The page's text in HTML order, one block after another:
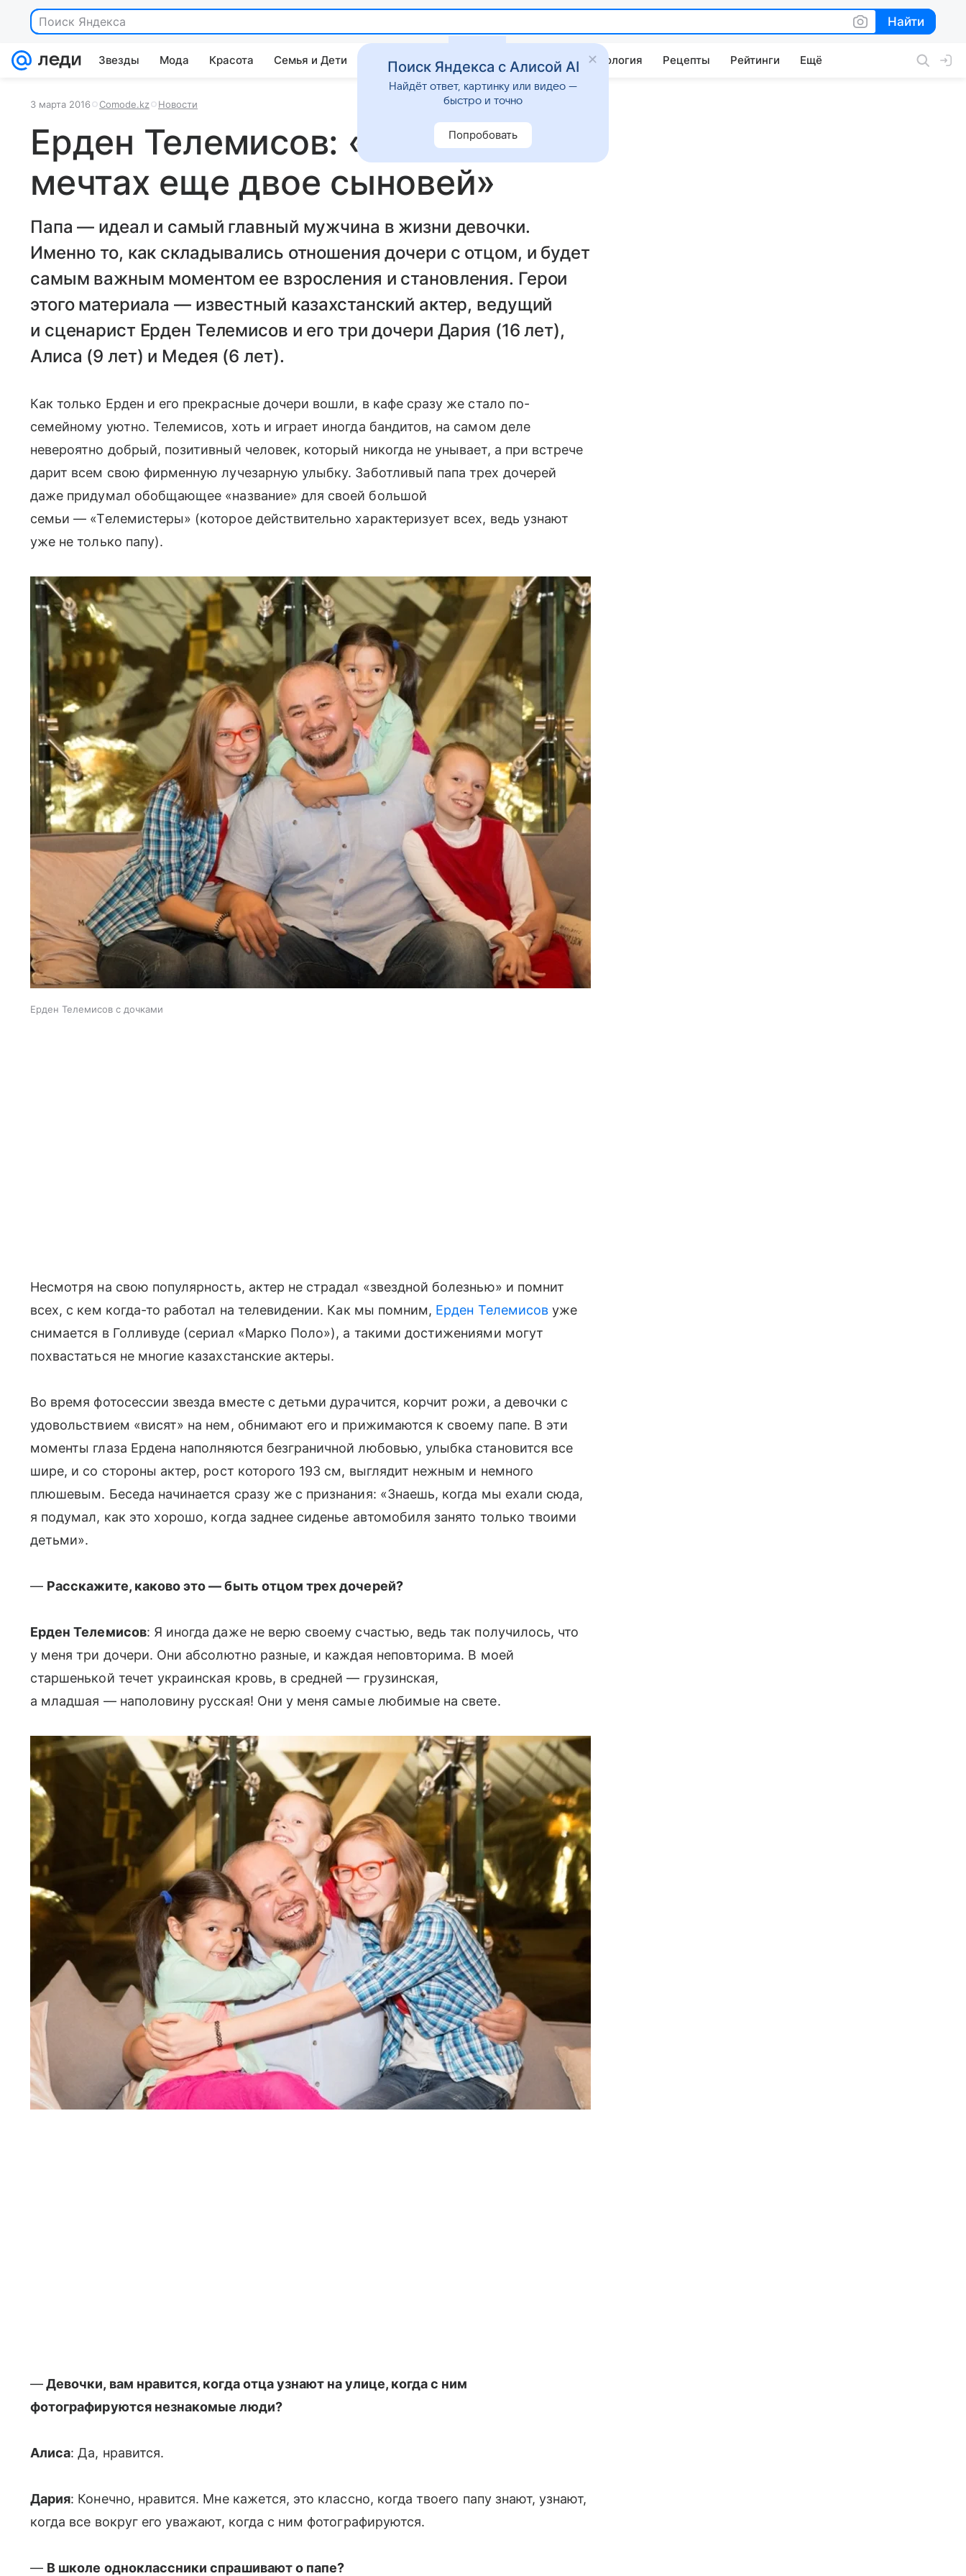
Поиск Яндекса Найти
Найти
Звезды Мода Красота Семья и Дети Дом Гороскопы Стиль жизни Психология Рецепты Рейтинги Ещё
3 марта 2016 Comode.kz Новости
Ерден Телемисов: «У меня в
мечтах еще двое сыновей»
Папа — идеал и самый главный мужчина в жизни девочки.
Именно то, как складывались отношения дочери с отцом, и будет
самым важным моментом ее взросления и становления. Герои
этого материала — известный казахстанский актер, ведущий
и сценарист Ерден Телемисов и его три дочери Дария (16 лет),
Алиса (9 лет) и Медея (6 лет).
Как только Ерден и его прекрасные дочери вошли, в кафе сразу же стало по-
семейному уютно. Телемисов, хоть и играет иногда бандитов, на самом деле
невероятно добрый, позитивный человек, который никогда не унывает, а при встрече
дарит всем свою фирменную лучезарную улыбку. Заботливый папа трех дочерей
даже придумал обобщающее «название» для своей большой
семьи — «Телемистеры» (которое действительно характеризует всех, ведь узнают
уже не только папу).
Ерден Телемисов с дочками
Несмотря на свою популярность, актер не страдал «звездной болезнью» и помнит
всех, с кем когда-то работал на телевидении. Как мы помним, Ерден Телемисов уже
снимается в Голливуде (сериал «Марко Поло»), а такими достижениями могут
похвастаться не многие казахстанские актеры.
Во время фотосессии звезда вместе с детьми дурачится, корчит рожи, а девочки с
удовольствием «висят» на нем, обнимают его и прижимаются к своему папе. В эти
моменты глаза Ердена наполняются безграничной любовью, улыбка становится все
шире, и со стороны актер, рост которого 193 см, выглядит нежным и немного
плюшевым. Беседа начинается сразу же с признания: «Знаешь, когда мы ехали сюда,
я подумал, как это хорошо, когда заднее сиденье автомобиля занято только твоими
детьми».
— Расскажите, каково это — быть отцом трех дочерей?
Ерден Телемисов: Я иногда даже не верю своему счастью, ведь так получилось, что
у меня три дочери. Они абсолютно разные, и каждая неповторима. В моей
старшенькой течет украинская кровь, в средней — грузинская,
а младшая — наполовину русская! Они у меня самые любимые на свете.
—Девочки, вам нравится, когда отца узнают на улице, когда с ним
фотографируются незнакомые люди?
Алиса: Да, нравится.
Дария: Конечно, нравится. Мне кажется, это классно, когда твоего папу знают, узнают,
когда все вокруг его уважают, когда с ним фотографируются.
— В школе одноклассники спрашивают о папе?
Поиск Яндекса с Алисой AI
Найдёт ответ, картинку или видео —
быстро и точно
Попробовать